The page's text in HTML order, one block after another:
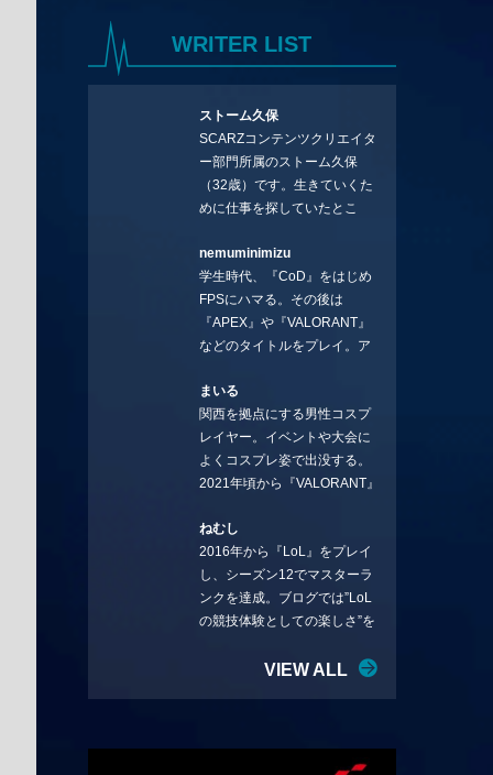
WRITER LIST
ストーム久保
SCARZコンテンツクリエイタ
ー部門所属のストーム久保
（32歳）です。生きていくた
めに仕事を探していたとこ
コラムを連載させてもらえる
ことになりました。言いたい
ことを言っていきます。X：
https://x.com/stormKUBO
YouTube：
rmKUBO
nemuminimizu
学生時代、『CoD』をはじめ
FPSにハマる。その後は
『APEX』や『VALORANT』
などのタイトルをプレイ。ア
BGMなどを手掛ける作曲家と
フリーランスのライターの二
足の草鞋を履いて幅広く活動
中。無類のラーメン好き！
Twitter:@ongakucas
まいる
関西を拠点にする男性コスプ
レイヤー。イベントや大会に
よくコスプレ姿で出没する。
2021年頃から『VALORANT』
続ける。現在の推しチームは
「CREST GAMING」。X：
@mlunias（Photo by
Subaru.F.）
ねむし
2016年から『LoL』をプレイ
し、シーズン12でマスターラ
ンクを達成。ブログでは”LoL
の競技体験としての楽しさ”を
リーを愛し、元ADCメイン
VIEW ALL